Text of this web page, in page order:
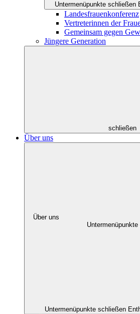
Untermenüpunkte schließen
Landesfrauenkonferenz
Vertreterinnen der
Gemeinsam gegen
Jüngere Generation
schließen
Über uns
Über uns
Untermenüpunkte
Untermenüpunkte schließen